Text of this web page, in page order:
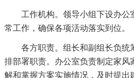
工作机构。领导小组下设办公
常工作，确保各项活动落实到位。
各方职责。组长和副组长负统
排部署职责。办公室负责制定家风
解和掌握方案实施情况，及时提出